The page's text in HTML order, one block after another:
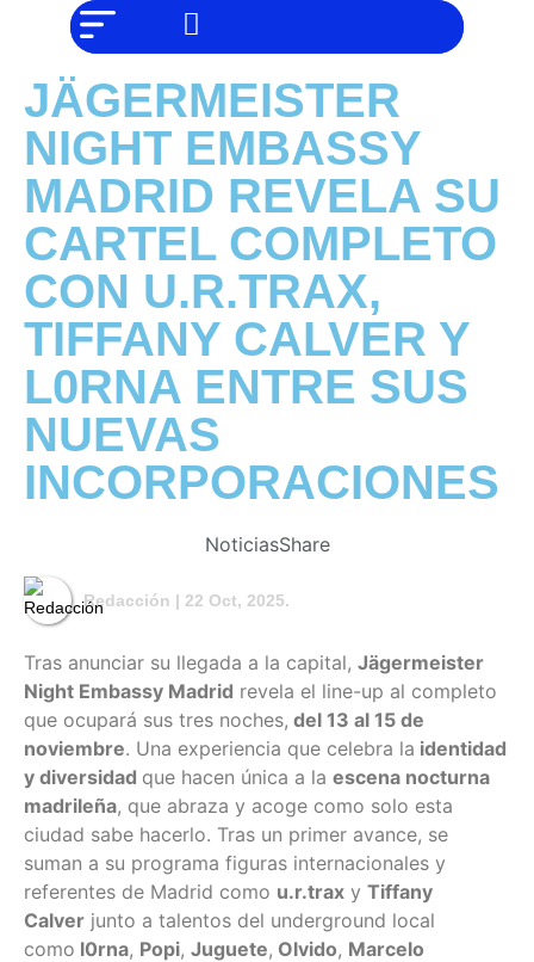
Entrevistas
Foodie
Cultura
Mix
series
Barras
Del
Mes
Música
PERO IGUAL
PODEMOS
AYUDAR
JÄGERMEISTER
NIGHT EMBASSY
MADRID REVELA SU
CARTEL COMPLETO
CON U.R.TRAX,
TIFFANY CALVER Y
L0RNA ENTRE SUS
NUEVAS
INCORPORACIONES
NoticiasShare
Redacción | 22 Oct, 2025.
Tras anunciar su llegada a la capital, Jägermeister
Night Embassy Madrid revela el line-up al completo
que ocupará sus tres noches, del 13 al 15 de
noviembre. Una experiencia que celebra la identidad
y diversidad que hacen única a la escena nocturna
madrileña, que abraza y acoge como solo esta
ciudad sabe hacerlo. Tras un primer avance, se
suman a su programa figuras internacionales y
referentes de Madrid como u.r.trax y Tiffany
Calver junto a talentos del underground local
como l0rna, Popi, Juguete, Olvido, Marcelo